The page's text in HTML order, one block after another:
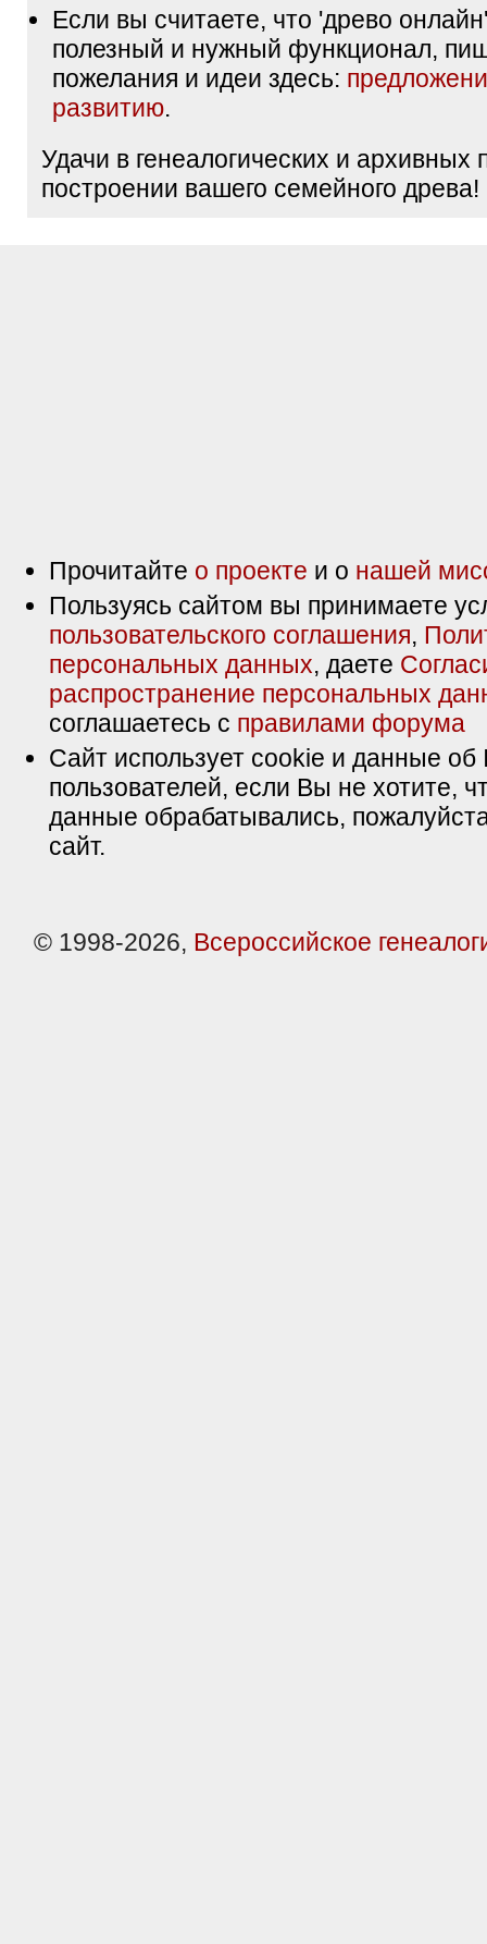
Если вы считаете, что 'древо
полезный и нужный функционал,
пожелания и идеи здесь:
развитию.
Удачи в генеалогических и архивных
построении вашего семейного древа!
Прочитайте о проекте и о нашей
Пользуясь сайтом вы принимаете
пользовательского соглашения,
персональных данных, даете
распространение персональных
соглашаетесь с правилами форума
Сайт использует cookie и данные об
пользователей, если Вы не хотите,
данные обрабатывались,
сайт.
© 1998-2026, Всероссийское